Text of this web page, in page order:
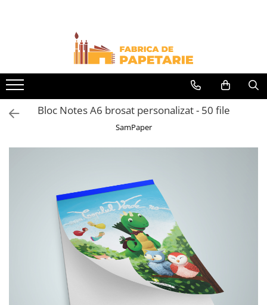
Toate Produsele
Hartie si articole din hartie
Hartie pentru copiator si cartoane
Hartie color pentru copiator
Papetarie personalizata
Bloc Notes-uri spiralizate
Plicuri personalizate
Tipizate autocopiative
Tipizate autocopiative
Bloc Notes A6 brosat personalizat - 50 file
SamPaper